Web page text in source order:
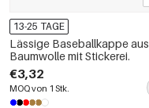
13-25 TAGE
Lässige Baseballkappe aus
Baumwolle mit Stickerei.
€3,32
MOQ von 1 Stk.